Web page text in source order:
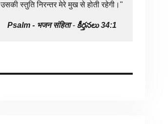
उसकी स्तुति निरन्तर मेरे मुख से होती रहेगी।"
Psalm - भजन संहिता- కీర్తనలు 34:1